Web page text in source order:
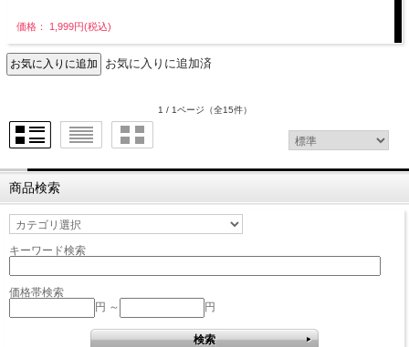
価格： 1,999円(税込)
お気に入りに追加済
1 / 1ページ （全15件）
商品検索
キーワード検索
価格帯検索
円 ～
円